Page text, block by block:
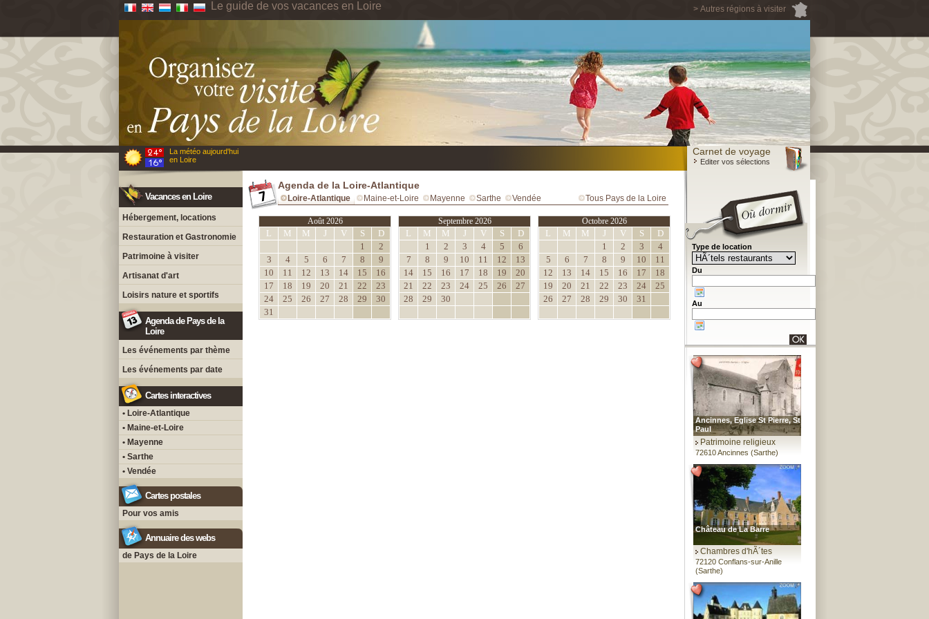
> Autres régions à visiter
Le guide de vos vacances en Loire
La météo aujourd'hui
en Loire
Carnet de voyage
Editer vos sélections
Vacances en Loire
Hébergement, locations
Restauration et Gastronomie
Patrimoine à visiter
Artisanat d'art
Loisirs nature et sportifs
Agenda de Pays de la
Loire
Les événements par thème
Les événements par date
Cartes interactives
• Loire-Atlantique
• Maine-et-Loire
• Mayenne
• Sarthe
• Vendée
Cartes postales
Pour vos amis
Annuaire des webs
de Pays de la Loire
Agenda de la Loire-Atlantique
Loire-Atlantique Maine-et-Loire Mayenne Sarthe Vendée Tous Pays de la Loire
Août 2026
L M M J V S
D
1
2
3
4 5 6 7 8
9
10
11 12 13 14 15
16
17
18 19 20 21 22
23
24
25 26 27 28 29
30
31
Septembre 2026
L M M J V S
D
1
2 3 4 5
6
7
8 9 10 11 12
13
14
15 16 17 18 19
20
21
22 23 24 25 26
27
28
29 30
Octobre 2026
L M M J V S
D
1
2 3
4
5
6 7 8 9 10
11
12
13 14 15 16 17
18
19
20 21 22 23 24
25
26
27 28 29 30 31
Type de location
Du
Au
Ancinnes, Eglise St Pierre, St
Paul
Patrimoine religieux
72610 Ancinnes (Sarthe)
Château de La Barre
Chambres d'hÃ´tes
72120 Conflans-sur-Anille
(Sarthe)